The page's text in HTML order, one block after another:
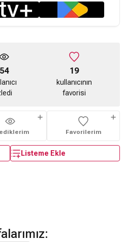
54 19
kullanıcının
favorisi
Favorilerim
Listeme Ekle